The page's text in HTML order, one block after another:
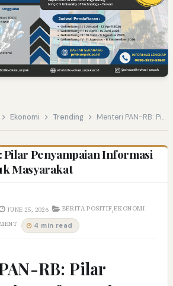
Ekonomi Trending Menteri PAN-RB: Pilar Penyampaian Informasi yang Akurat untuk Masyarakat
Penyampaian Informasi
Masyarakat
JUNE 25, 2026 BERITA POSITIF,EKONOMI
4 min read
RB: Pilar